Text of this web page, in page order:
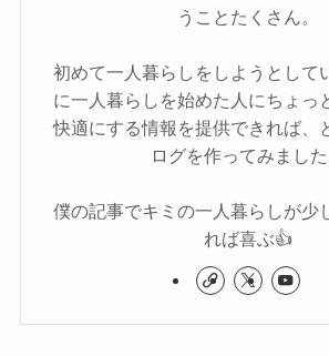
うことたくさん。
初めて一人暮らしをしようとして
に一人暮らしを始めた人にちょっ
快適にする情報を提供できれば、
ログを作ってみました
僕の記事でキミの一人暮らしが少
れば喜ぶ👍